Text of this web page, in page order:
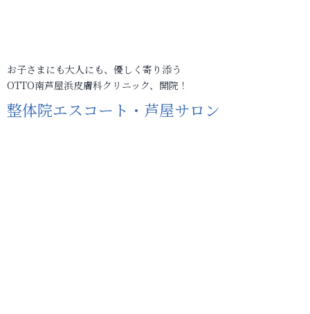
お子さまにも大人にも、優しく寄り添う
OTTO南芦屋浜皮膚科クリニック、開院！
整体院エスコート・芦屋サロン